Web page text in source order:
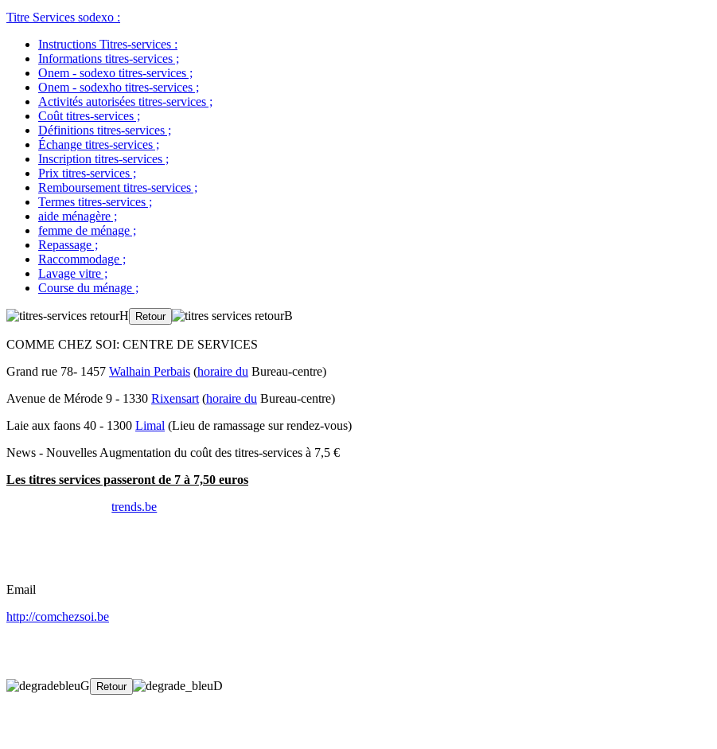
Titre Services sodexo :
Instructions Titres-services :
Informations titres-services ;
Onem - sodexo titres-services ;
Onem - sodexho titres-services ;
Activités autorisées titres-services ;
Coût titres-services ;
Définitions titres-services ;
Échange titres-services ;
Inscription titres-services ;
Prix titres-services ;
Remboursement titres-services ;
Termes titres-services ;
aide ménagère ;
femme de ménage ;
Repassage ;
Raccommodage ;
Lavage vitre ;
Course du ménage ;
COMME CHEZ SOI: CENTRE DE SERVICES
Grand rue 78- 1457 Walhain Perbais (horaire du Bureau-centre)
Avenue de Mérode 9 - 1330 Rixensart (horaire du Bureau-centre)
Laie aux faons 40 - 1300 Limal (Lieu de ramassage sur rendez-vous)
News - Nouvelles Augmentation du coût des titres-services à 7,5 €
Les titres services passeront de 7 à 7,50 euros
trends.be
Email
http://comchezsoi.be